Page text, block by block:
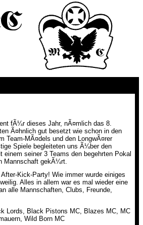
fÃ¼r dieses Jahr, nÃ¤mlich das 8.
Ã¤hnlich gut besetzt wie schon in den
Team-MÃ¤dels und den LongwÃ¤rer
Spiele begleiteten uns Ã¼ber den
seiner 3 Teams den begehrten Pokal
Mannschaft gekÃ¼rt.
Kick-Party! Wie immer wurde einiges
Alles in allem war es mal wieder eine
alle Mannschaften, Clubs, Freunde,
Lords, Black Pistons MC, Blazes MC, MC
Wild Born MC